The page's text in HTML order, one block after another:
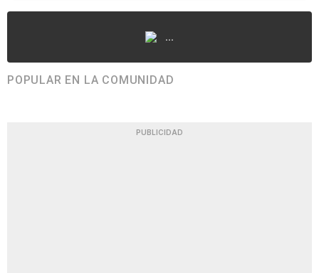
...
POPULAR EN LA COMUNIDAD
PUBLICIDAD